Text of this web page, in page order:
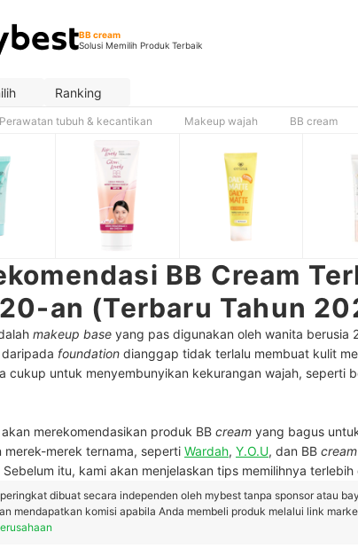
BB cream
Solusi Memilih Produk Terbaik
Ranking
Perawatan tubuh & kecantikan Makeup wajah BB cream
BB Cream
an (Terbaru Tahun
makeup base yang pas digunakan oleh wanita berusia
foundation dianggap tidak terlalu membuat kulit
cukup untuk menyembunyikan kekurangan wajah, seperti
akan merekomendasikan produk BB cream yang bagus
merek-merek ternama, seperti Wardah, Y.O.U, dan BB cream
itu, kami akan menjelaskan tips memilihnya terlebih
dibuat secara independen oleh mybest tanpa sponsor atau
mendapatkan komisi apabila Anda membeli produk melalui link